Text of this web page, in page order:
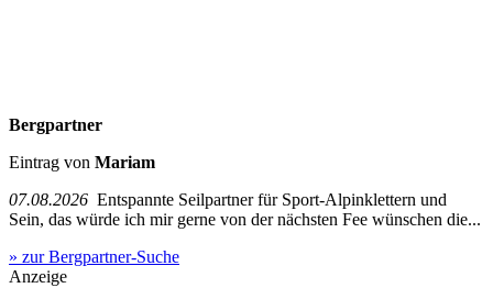
Bergpartner
Eintrag von Mariam
07.08.2026 Entspannte Seilpartner für Sport-Alpinklettern und
Sein, das würde ich mir gerne von der nächsten Fee wünschen die...
» zur Bergpartner-Suche
Anzeige